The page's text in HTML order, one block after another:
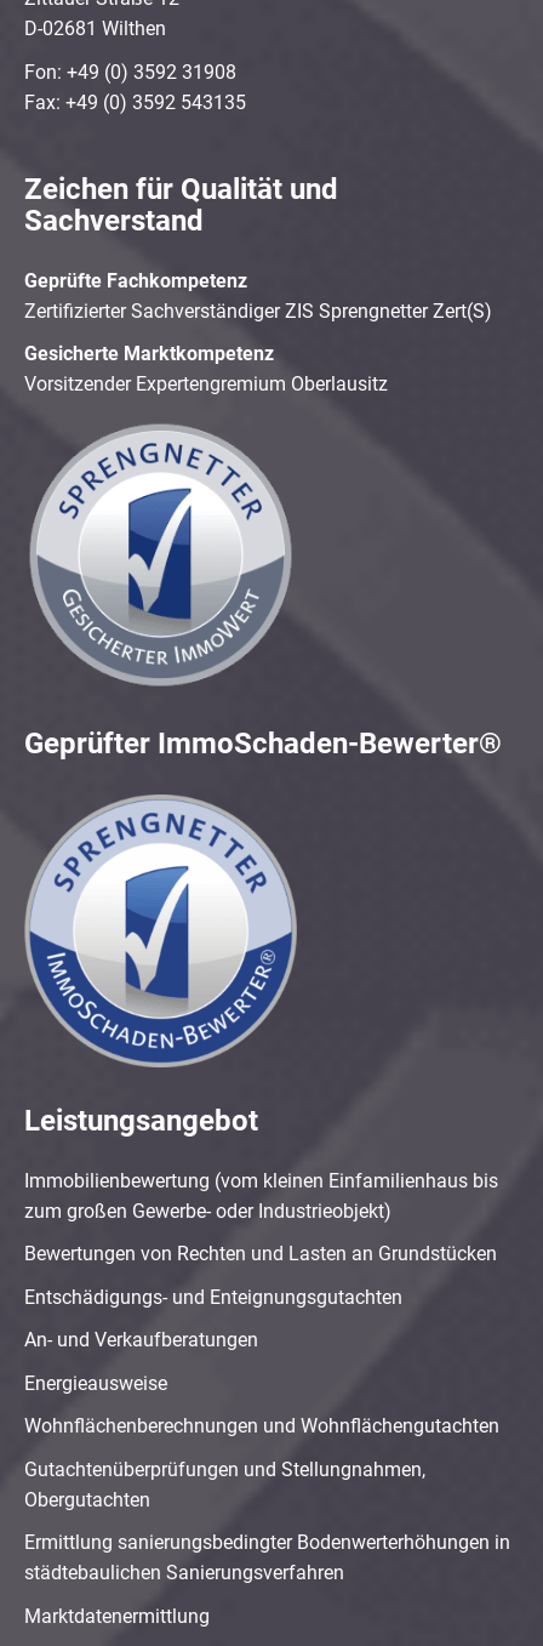
D-02681 Wilthen
Fon: +49 (0) 3592 31908
Fax: +49 (0) 3592 543135
Zeichen für Qualität und
Sachverstand
Geprüfte Fachkompetenz
Zertifizierter Sachverständiger ZIS Sprengnetter Zert(S)
Gesicherte Marktkompetenz
Vorsitzender Expertengremium Oberlausitz
Geprüfter ImmoSchaden-Bewerter®
Leistungsangebot
Immobilienbewertung (vom kleinen Einfamilienhaus bis
zum großen Gewerbe- oder Industrieobjekt)
Bewertungen von Rechten und Lasten an Grundstücken
Entschädigungs- und Enteignungsgutachten
An- und Verkaufberatungen
Energieausweise
Wohnflächenberechnungen und Wohnflächengutachten
Gutachtenüberprüfungen und Stellungnahmen,
Obergutachten
Ermittlung sanierungsbedingter Bodenwerterhöhungen in
städtebaulichen Sanierungsverfahren
Marktdatenermittlung